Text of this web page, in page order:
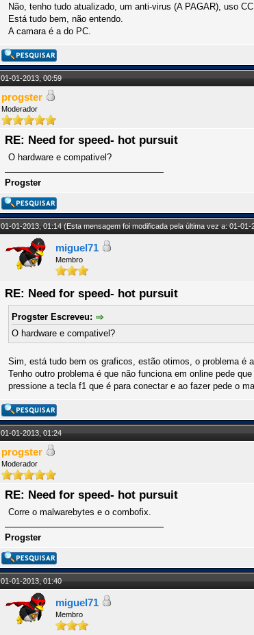
Não, tenho tudo atualizado, um anti-virus (A PAGAR), uso
Está tudo bem, não entendo.
A camara é a do PC.
01-01-2013, 00:59
progster
Moderador
RE: Need for speed- hot pursuit
O hardware e compativel?
Progster
01-01-2013, 01:14(Esta mensagem foi modificada pela última vez a: 01-
miguel71
Membro
RE: Need for speed- hot pursuit
Progster Escreveu:
O hardware e compativel?
Sim, está tudo bem os graficos, estão otimos, o problema é
Tenho outro problema é que não funciona em online pede
pressione a tecla f1 que é para conectar e ao fazer pede o
01-01-2013, 01:24
progster
Moderador
RE: Need for speed- hot pursuit
Corre o malwarebytes e o combofix.
Progster
01-01-2013, 01:40
miguel71
Membro